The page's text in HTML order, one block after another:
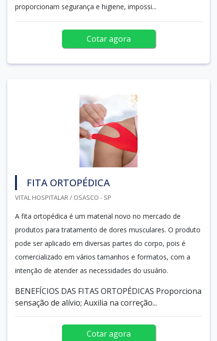
proporcionam segurança e higiene, impossi...
Cotar agora
FITA ORTOPÉDICA
VITAL HOSPITALAR / OSASCO - SP
A fita ortopédica é um material novo no mercado de
produtos para tratamento de dores musculares. O produto
pode ser aplicado em diversas partes do corpo, pois é
comercializado em vários tamanhos e formatos, com a
intenção de atender as necessidades do usuário.
BENEFÍCIOS DAS FITAS ORTOPÉDICAS Proporciona
sensação de alívio; Auxilia na correção...
Cotar agora